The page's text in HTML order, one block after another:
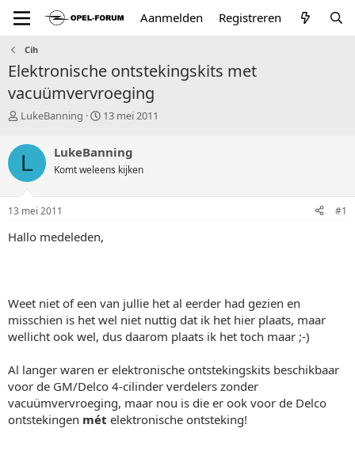
Aanmelden Registreren
Cih
Elektronische ontstekingskits met
vacuümvervroeging
T
p
c
s
a
t
LukeBanning
S
r
t
a
m
13 mei 2011
L LukeBanning
Komt weleens kijken
13 mei 2011 #1
Hallo medeleden,
Weet niet of een van jullie het al eerder had gezien en
misschien is het wel niet nuttig dat ik het hier plaats, maar
wellicht ook wel, dus daarom plaats ik het toch maar ;-)
Al langer waren er elektronische ontstekingskits beschikbaar
voor de GM/Delco 4-cilinder verdelers zonder
vacuümvervroeging, maar nou is die er ook voor de Delco
ontstekingen mét elektronische ontsteking!